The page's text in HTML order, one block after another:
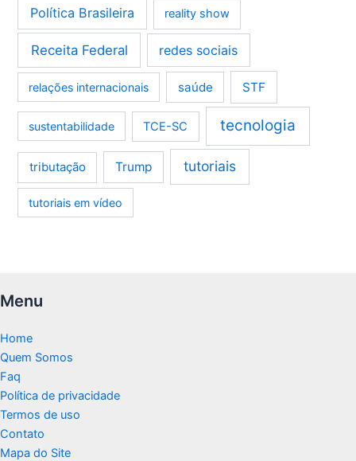
Política Brasileira reality show
Receita Federal redes sociais
relações internacionais saúde STF
sustentabilidade TCE-SC tecnologia
tributação Trump tutoriais
tutoriais em vídeo
Menu
Home
Quem Somos
Faq
Política de privacidade
Termos de uso
Contato
Mapa do Site